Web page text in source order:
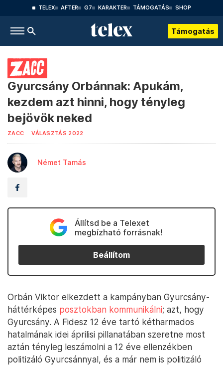
TELEX AFTER G7 KARAKTER TÁMOGATÁS SHOP
Támogatás
Gyurcsány Orbánnak: Apukám,
kezdem azt hinni, hogy tényleg
bejövök neked
ZACC VÁLASZTÁS 2022
Német Tamás
Állítsd be a Telexet
megbízható forrásnak!
Beállítom
Orbán Viktor elkezdett a kampányban Gyurcsány-
háttérképes posztokban kommunikálni; azt, hogy
Gyurcsány. A Fidesz 12 éve tartó kétharmados
hatalmának idei áprilisi pillanatában szeretne most
aztán tényleg leszámolni a 12 éve ellenzékben
politizáló Gyurcsánnyal, és a már nem is politizáló